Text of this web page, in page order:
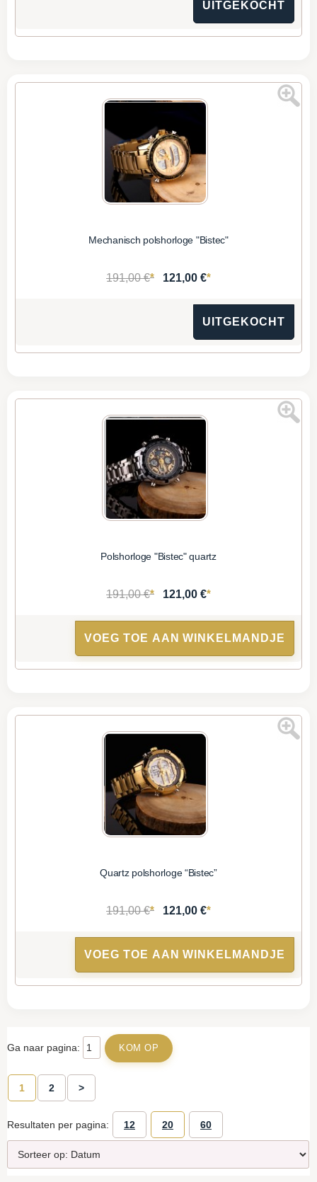
UITGEKOCHT
Mechanisch polshorloge "Bistec"
191,00 €* 121,00 €*
UITGEKOCHT
Polshorloge "Bistec" quartz
191,00 €* 121,00 €*
VOEG TOE AAN WINKELMANDJE
Quartz polshorloge “Bistec”
191,00 €* 121,00 €*
VOEG TOE AAN WINKELMANDJE
Ga naar pagina:
1 2 >
Resultaten per pagina: 12 20 60